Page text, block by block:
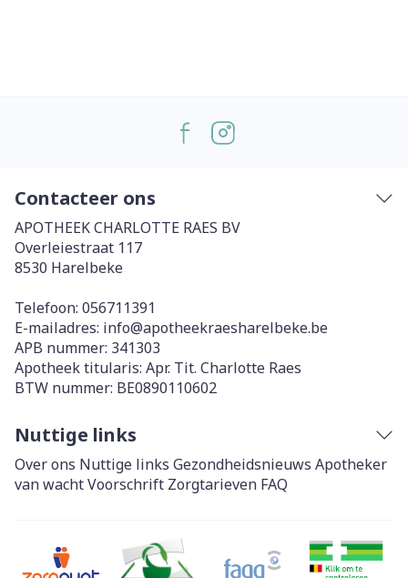
Contacteer ons
APOTHEEK CHARLOTTE RAES BV
Overleiestraat 117
8530 Harelbeke
Telefoon: 056711391
E-mailadres: info@apotheekraesharelbeke.be
APB nummer: 341303
Apotheek titularis: Apr. Tit. Charlotte Raes
BTW nummer: BE0890110602
Nuttige links
Over ons Nuttige links Gezondheidsnieuws Apotheker
van wachtVoorschrift Zorgtarieven FAQ